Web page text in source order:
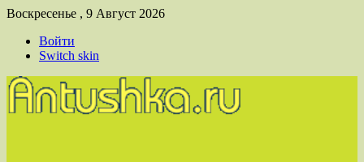
Воскресенье , 9 Август 2026
Войти
Switch skin